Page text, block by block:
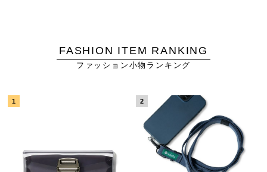
FASHION ITEM RANKING
ファッション小物ランキング